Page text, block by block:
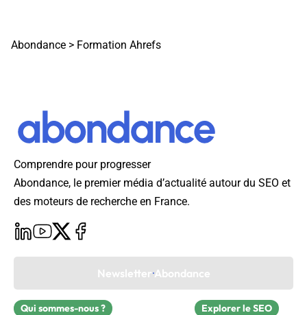
Abondance > Formation Ahrefs
Comprendre pour progresser
Abondance, le premier média d’actualité autour du SEO et
des moteurs de recherche en France.
Newsletter Abondance
Qui sommes-nous ? Explorer le SEO